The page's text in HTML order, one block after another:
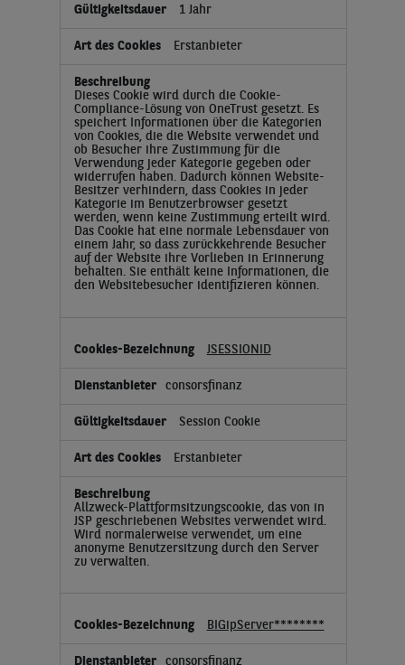
1 Jahr
Erstanbieter
Dieses Cookie wird durch die Cookie-
Compliance-Lösung von OneTrust gesetzt. Es
speichert Informationen über die Kategorien
von Cookies, die die Website verwendet und
ob Besucher ihre Zustimmung für die
Verwendung jeder Kategorie gegeben oder
widerrufen haben. Dadurch können Website-
Besitzer verhindern, dass Cookies in jeder
Kategorie im Benutzerbrowser gesetzt
werden, wenn keine Zustimmung erteilt wird.
Das Cookie hat eine normale Lebensdauer von
einem Jahr, so dass zurückkehrende Besucher
auf der Website ihre Vorlieben in Erinnerung
behalten. Sie enthält keine Informationen, die
den Websitebesucher identifizieren können.
JSESSIONID
consorsfinanz
Session Cookie
Erstanbieter
Allzweck-Plattformsitzungscookie, das von in
JSP geschriebenen Websites verwendet wird.
Wird normalerweise verwendet, um eine
anonyme Benutzersitzung durch den Server
zu verwalten.
BIGipServer********
consorsfinanz